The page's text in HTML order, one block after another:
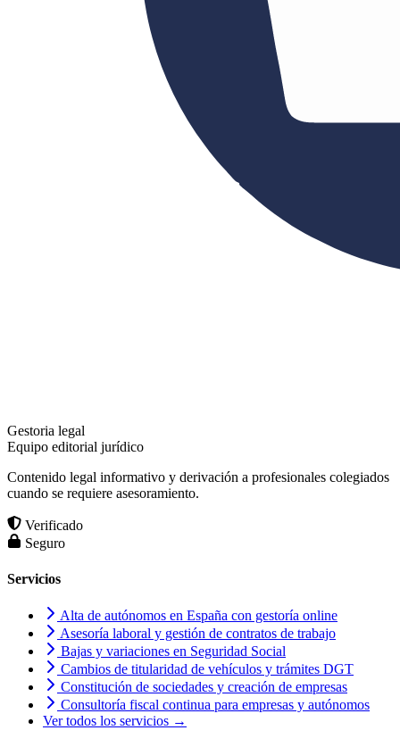
Gestoria legal
Equipo editorial jurídico
Contenido legal informativo y derivación a profesionales colegiados
cuando se requiere asesoramiento.
Verificado
Seguro
Servicios
Alta de autónomos en España con gestoría online
Asesoría laboral y gestión de contratos de trabajo
Bajas y variaciones en Seguridad Social
Cambios de titularidad de vehículos y trámites DGT
Constitución de sociedades y creación de empresas
Consultoría fiscal continua para empresas y autónomos
Ver todos los servicios →